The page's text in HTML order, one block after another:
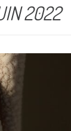
2022